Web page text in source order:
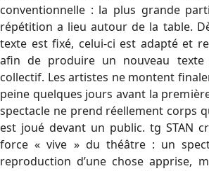
conventionnelle : la plus grande
répétition a lieu autour de la table.
texte est fixé, celui-ci est adapté et
afin de produire un nouveau
collectif. Les artistes ne montent
peine quelques jours avant la
spectacle ne prend réellement corps
est joué devant un public. tg STAN
force « vive » du théâtre : un
reproduction d’une chose apprise,